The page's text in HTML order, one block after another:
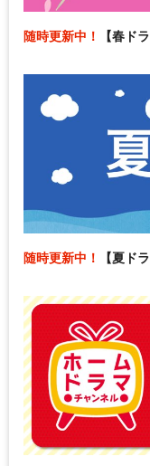
随時更新中！ 【春ド
随時更新中！ 【夏ド